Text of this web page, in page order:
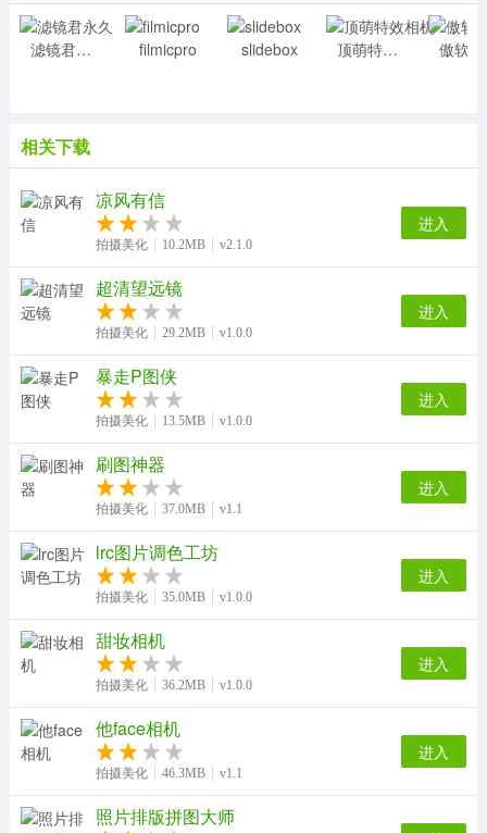
滤镜君永久 filmicpro slidebox 顶萌特效相机
相关下载
凉风有信
拍摄美化 10.2MB v2.1.0
进入
超清望远镜
拍摄美化 29.2MB v1.0.0
进入
暴走P图侠
拍摄美化 13.5MB v1.0.0
进入
刷图神器
拍摄美化 37.0MB v1.1
进入
lrc图片调色工坊
拍摄美化 35.0MB v1.0.0
进入
甜妆相机
拍摄美化 36.2MB v1.0.0
进入
他face相机
拍摄美化 46.3MB v1.1
进入
照片排版拼图大师